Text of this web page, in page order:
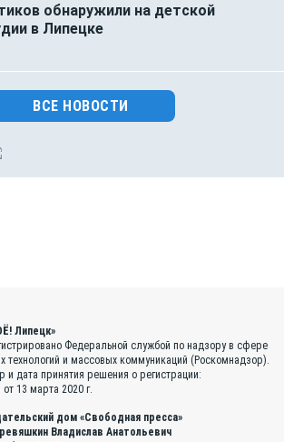
обнаружили на детской
в Липецке
ВСЕ НОВОСТИ
Липецк»
Федеральной службой по надзору в сфере
технологий и массовых коммуникаций (Роскомнадзор).
и дата принятия решения о регистрации:
13 марта 2020 г.
дом «Свободная пресса»
Владислав Анатольевич